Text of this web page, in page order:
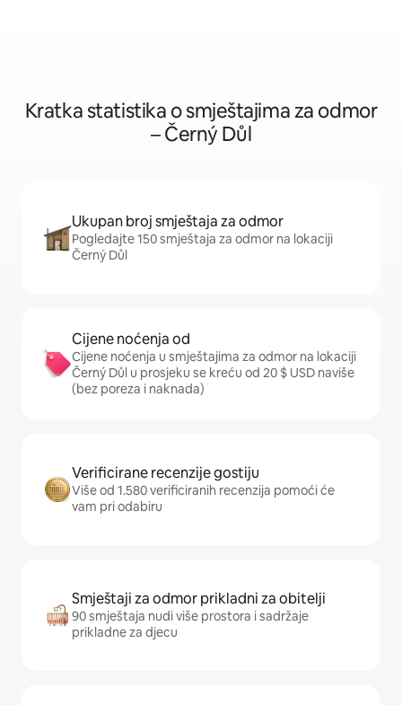
Kratka statistika o smještajima za odmor
– Černý Důl
Ukupan broj smještaja za odmor
Pogledajte 150 smještaja za odmor na lokaciji
Černý Důl
Cijene noćenja od
Cijene noćenja u smještajima za odmor na lokaciji
Černý Důl u prosjeku se kreću od 20 $ USD naviše
(bez poreza i naknada)
Verificirane recenzije gostiju
Više od 1.580 verificiranih recenzija pomoći će
vam pri odabiru
Smještaji za odmor prikladni za obitelji
90 smještaja nudi više prostora i sadržaje
prikladne za djecu